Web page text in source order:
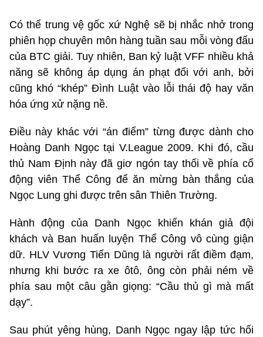
Có thể trung vệ gốc xứ Nghệ sẽ bị nhắc nhở trong
phiên họp chuyên môn hàng tuần sau mỗi vòng đấu
của BTC giải. Tuy nhiên, Ban kỷ luật VFF nhiều khả
năng sẽ không áp dụng án phạt đối với anh, bởi
cũng khó “khép” Đình Luật vào lỗi thái độ hay văn
hóa ứng xử nặng nề.
Điều này khác với “án điểm” từng được dành cho
Hoàng Danh Ngọc tại V.League 2009. Khi đó, cầu
thủ Nam Định này đã giơ ngón tay thối về phía cổ
động viên Thể Công để ăn mừng bàn thắng của
Ngọc Lung ghi được trên sân Thiên Trường.
Hành động của Danh Ngọc khiến khán giả đội
khách và Ban huấn luyện Thể Công vô cùng giận
dữ. HLV Vương Tiến Dũng là người rất điềm đạm,
nhưng khi bước ra xe ôtô, ông còn phải ném về
phía sau một câu gằn giọng: “Cầu thủ gì mà mất
dạy”.
Sau phút yêng hùng, Danh Ngọc ngay lập tức hối